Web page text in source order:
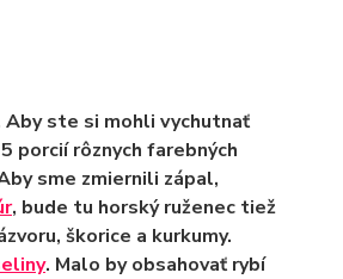
Aby ste si mohli vychutnať
porcií rôznych farebných
sme zmiernili zápal,
, bude tu horský ruženec tiež
škorice a kurkumy.
. Malo by obsahovať rybí